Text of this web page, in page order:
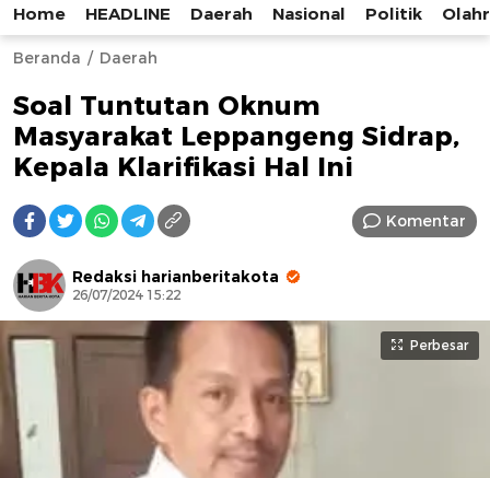
HarianBeritaKota
Mengabarkan Setiap Detil, Sudut, dan Cerita Kota
Home HEADLINE Daerah Nasional Politik
Beranda Daerah
Soal Tuntutan Oknum
Masyarakat Leppangeng Sidrap,
Kepala Klarifikasi Hal Ini
Komentar
Redaksi harianberitakota
26/07/2024 15:22
Perbesar